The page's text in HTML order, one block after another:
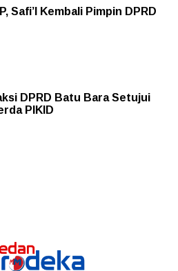
Safi’I Kembali Pimpin DPRD
DPRD Batu Bara Setujui
PIKID